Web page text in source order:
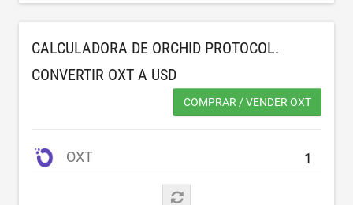
CALCULADORA DE ORCHID PROTOCOL.
CONVERTIR OXT A USD
COMPRAR / VENDER OXT
OXT